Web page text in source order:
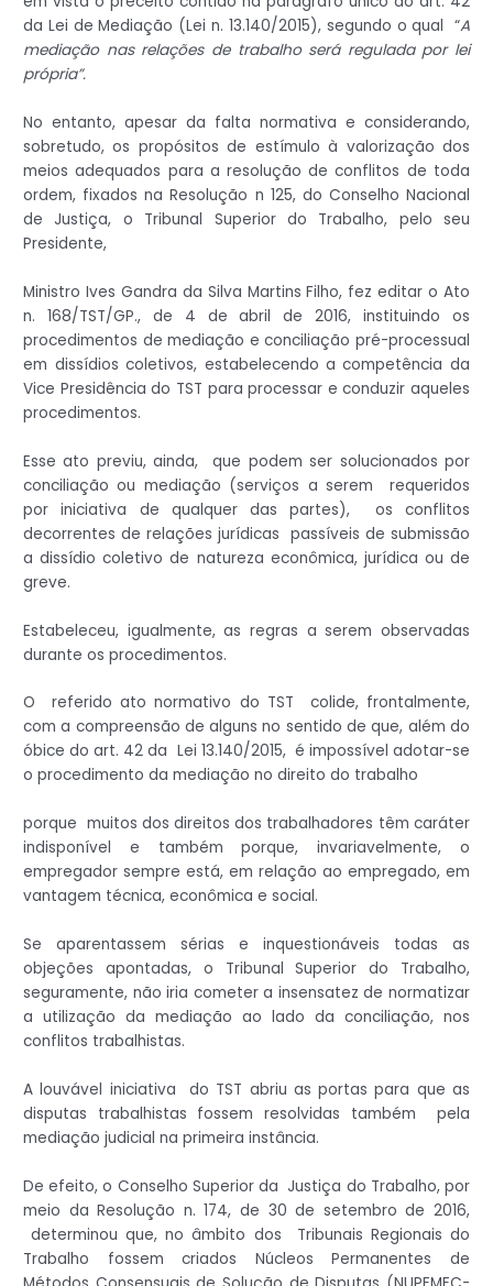
da Lei de Mediação (Lei n. 13.140/2015), segundo o qual “A
mediação nas relações de trabalho será regulada por lei
própria”.
No entanto, apesar da falta normativa e considerando,
sobretudo, os propósitos de estímulo à valorização dos
meios adequados para a resolução de conflitos de toda
ordem, fixados na Resolução n 125, do Conselho Nacional
de Justiça, o Tribunal Superior do Trabalho, pelo seu
Presidente,
Ministro Ives Gandra da Silva Martins Filho, fez editar o Ato
n. 168/TST/GP., de 4 de abril de 2016, instituindo os
procedimentos de mediação e conciliação pré-processual
em dissídios coletivos, estabelecendo a competência da
Vice Presidência do TST para processar e conduzir aqueles
procedimentos.
Esse ato previu, ainda, que podem ser solucionados por
conciliação ou mediação (serviços a serem requeridos
por iniciativa de qualquer das partes), os conflitos
decorrentes de relações jurídicas passíveis de submissão
a dissídio coletivo de natureza econômica, jurídica ou de
greve.
Estabeleceu, igualmente, as regras a serem observadas
durante os procedimentos.
O referido ato normativo do TST colide, frontalmente,
com a compreensão de alguns no sentido de que, além do
óbice do art. 42 da Lei 13.140/2015, é impossível adotar-se
o procedimento da mediação no direito do trabalho
porque muitos dos direitos dos trabalhadores têm caráter
indisponível e também porque, invariavelmente, o
empregador sempre está, em relação ao empregado, em
vantagem técnica, econômica e social.
Se aparentassem sérias e inquestionáveis todas as
objeções apontadas, o Tribunal Superior do Trabalho,
seguramente, não iria cometer a insensatez de normatizar
a utilização da mediação ao lado da conciliação, nos
conflitos trabalhistas.
A louvável iniciativa do TST abriu as portas para que as
disputas trabalhistas fossem resolvidas também pela
mediação judicial na primeira instância.
De efeito, o Conselho Superior da Justiça do Trabalho, por
meio da Resolução n. 174, de 30 de setembro de 2016,
determinou que, no âmbito dos Tribunais Regionais do
Trabalho fossem criados Núcleos Permanentes de